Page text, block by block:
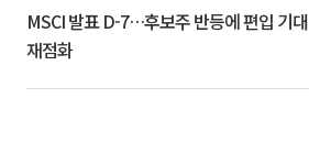
MSCI 발표 D-7…후보주 반등에 편입 기대
재점화